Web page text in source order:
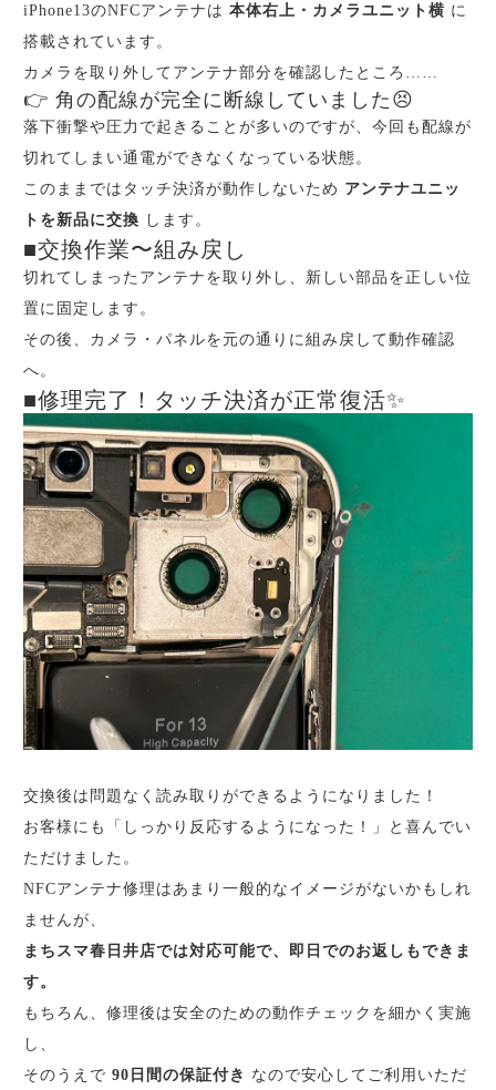
iPhone13のNFCアンテナは 本体右上・カメラユニット横 に
搭載されています。
カメラを取り外してアンテナ部分を確認したところ……
👉 角の配線が完全に断線していました😣
落下衝撃や圧力で起きることが多いのですが、今回も配線が
切れてしまい通電ができなくなっている状態。
このままではタッチ決済が動作しないため アンテナユニッ
トを新品に交換 します。
■交換作業〜組み戻し
切れてしまったアンテナを取り外し、新しい部品を正しい位
置に固定します。
その後、カメラ・パネルを元の通りに組み戻して動作確認
へ。
■修理完了！タッチ決済が正常復活✨
交換後は問題なく読み取りができるようになりました！
お客様にも「しっかり反応するようになった！」と喜んでい
ただけました。
NFCアンテナ修理はあまり一般的なイメージがないかもしれ
ませんが、
まちスマ春日井店では対応可能で、即日でのお返しもできま
す。
もちろん、修理後は安全のための動作チェックを細かく実施
し、
そのうえで 90日間の保証付き なので安心してご利用いただ